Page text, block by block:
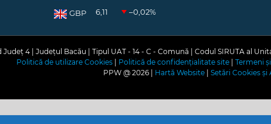
GBP 6,11 –0,02%
Județ 4 | Județul Bacău | Tipul UAT - 14 - C - Comună | Codul SIRUTA al
Politică de utilizare Cookies
Politică de confidențialitate site Termeni
PPW @ 2026 | Hartă Website| Setări Cookies și